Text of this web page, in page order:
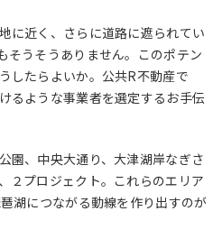
に近く、さらに道路に遮られてい
そうそうありません。このポテン
したらよいか。公共R不動産で
るような事業者を選定するお手伝
園、中央大通り、大津湖岸なぎさ
２プロジェクト。これらのエリア
湖につながる動線を作り出すのが